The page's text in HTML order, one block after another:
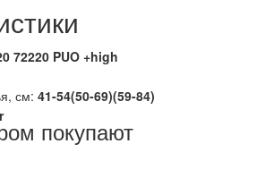
72220 PUO +high
см: 41-54(50-69)(59-84)
покупают